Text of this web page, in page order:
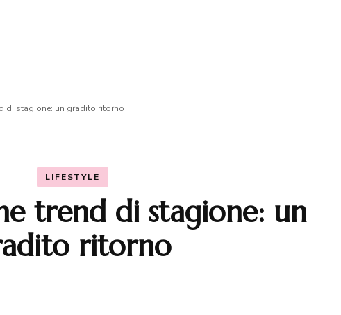
di stagione: un gradito ritorno
LIFESTYLE
trend di stagione: un
ritorno